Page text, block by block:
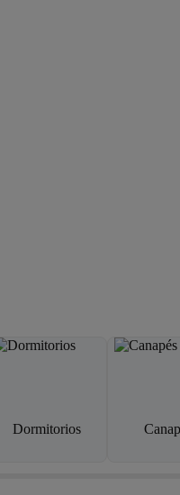
Dormitorios